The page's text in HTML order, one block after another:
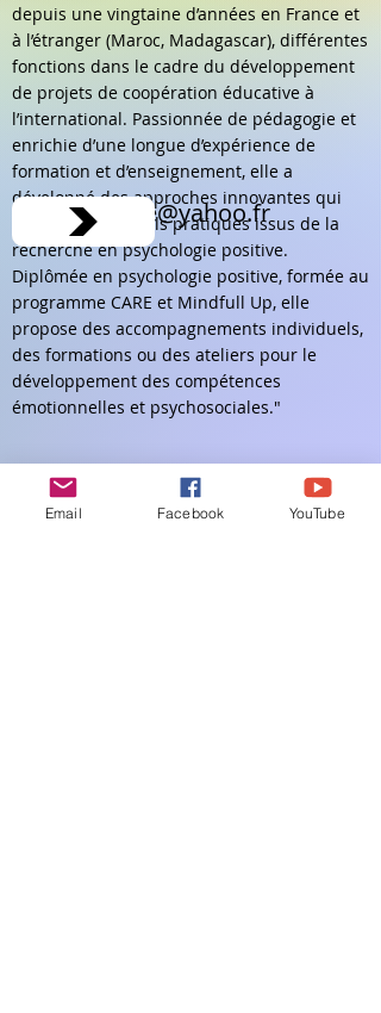
depuis une vingtaine d’années en France et
à l’étranger (Maroc, Madagascar), différentes
fonctions dans le cadre du développement
de projets de coopération éducative à
l’international. Passionnée de pédagogie et
enrichie d’une longue d’expérience de
formation et d’enseignement, elle a
développé des approches innovantes qui
intègrent des outils pratiques issus de la
recherche en psychologie positive.
Diplômée en psychologie positive, formée au
programme CARE et Mindfull Up, elle
propose des accompagnements individuels,
des formations ou des ateliers pour le
développement des compétences
émotionnelles et psychosociales."
La Réunion
Sud
annabelle_pe@yahoo.fr
Email Facebook YouTube